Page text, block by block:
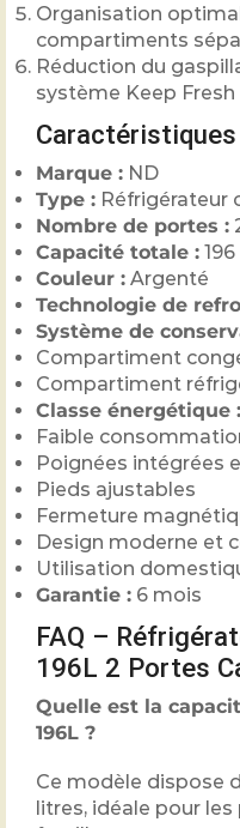
Organisation
compartiments
Réduction du
système Keep Fresh
Marque : ND
Type : Réfrigérateur
Nombre de portes :
Capacité totale :
Couleur : Argenté
Technologie de
Système de
Compartiment
Compartiment
Classe énergétique :
Faible
Poignées intégrées
Pieds ajustables
Fermeture
Design moderne et
Utilisation
Garantie : 6 mois
FAQ –
196L 2 Portes
Quelle est la
196L ?
Ce modèle dispose
litres, idéale pour